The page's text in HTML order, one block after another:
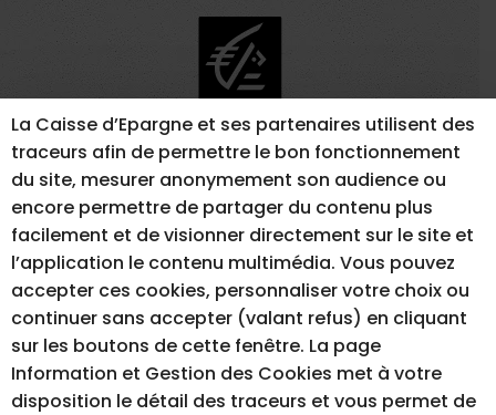
MENTIONS LÉGALES
GESTION DES COOKIES
ACCESSIBILITÉ – NON CONFORME
RÉALISATION DU SITE INTERNET
La Caisse d’Epargne et ses partenaires utilisent des
traceurs afin de permettre le bon fonctionnement
du site, mesurer anonymement son audience ou
encore permettre de partager du contenu plus
facilement et de visionner directement sur le site et
l’application le contenu multimédia. Vous pouvez
accepter ces cookies, personnaliser votre choix ou
continuer sans accepter (valant refus) en cliquant
sur les boutons de cette fenêtre. La page
Information et Gestion des Cookies met à votre
disposition le détail des traceurs et vous permet de